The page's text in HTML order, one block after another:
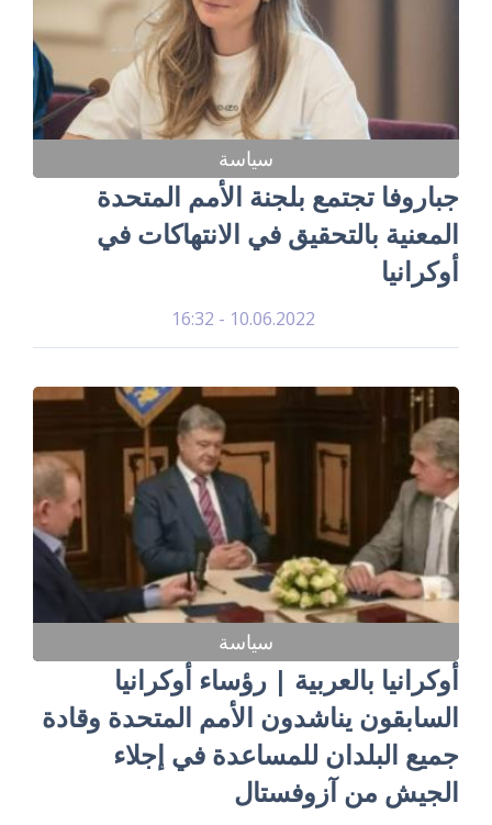
سياسة
جباروفا تجتمع بلجنة الأمم المتحدة
المعنية بالتحقيق في الانتهاكات في
أوكرانيا
10.06.2022 - 16:32
سياسة
أوكرانيا بالعربية | رؤساء أوكرانيا
السابقون يناشدون الأمم المتحدة وقادة
جميع البلدان للمساعدة في إجلاء
الجيش من آزوفستال